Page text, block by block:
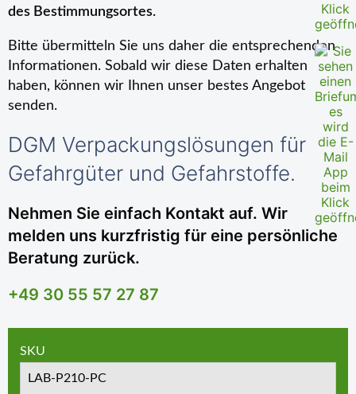
des Bestimmungsortes.
Bitte übermitteln Sie uns daher die entsprechenden
Informationen. Sobald wir diese Daten erhalten
haben, können wir Ihnen unser bestes Angebot
senden.
DGM Verpackungslösungen für
Gefahrgüter und Gefahrstoffe.
Nehmen Sie einfach Kontakt auf. Wir
melden uns kurzfristig für eine persönliche
Beratung zurück.
+49 30 55 57 27 87
SKU